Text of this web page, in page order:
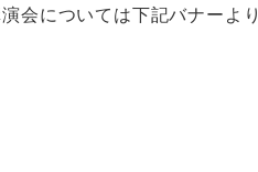
会については下記バナーより